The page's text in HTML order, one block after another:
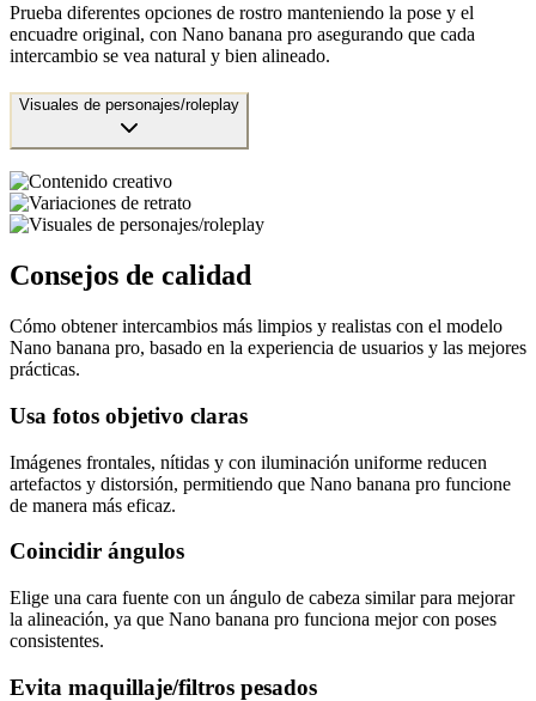
Prueba diferentes opciones de rostro manteniendo la pose y el
encuadre original, con Nano banana pro asegurando que cada
intercambio se vea natural y bien alineado.
Visuales de personajes/roleplay
Consejos de calidad
Cómo obtener intercambios más limpios y realistas con el modelo
Nano banana pro, basado en la experiencia de usuarios y las mejores
prácticas.
Usa fotos objetivo claras
Imágenes frontales, nítidas y con iluminación uniforme reducen
artefactos y distorsión, permitiendo que Nano banana pro funcione
de manera más eficaz.
Coincidir ángulos
Elige una cara fuente con un ángulo de cabeza similar para mejorar
la alineación, ya que Nano banana pro funciona mejor con poses
consistentes.
Evita maquillaje/filtros pesados